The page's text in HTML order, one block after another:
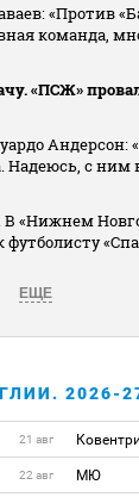
«Против
команда,
«ПСЖ»
Андерсон:
Надеюсь, с ним
В «Нижнем
футболисту
ЕЩЕ
2026-
21 авг Ковентри
22 авг МЮ